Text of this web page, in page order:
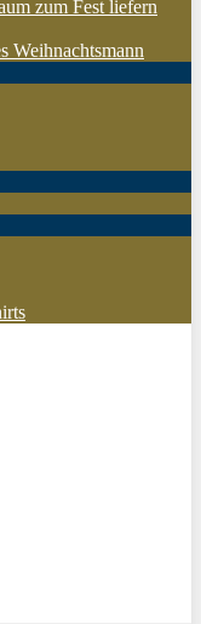
zum Fest liefern
Weihnachtsmann